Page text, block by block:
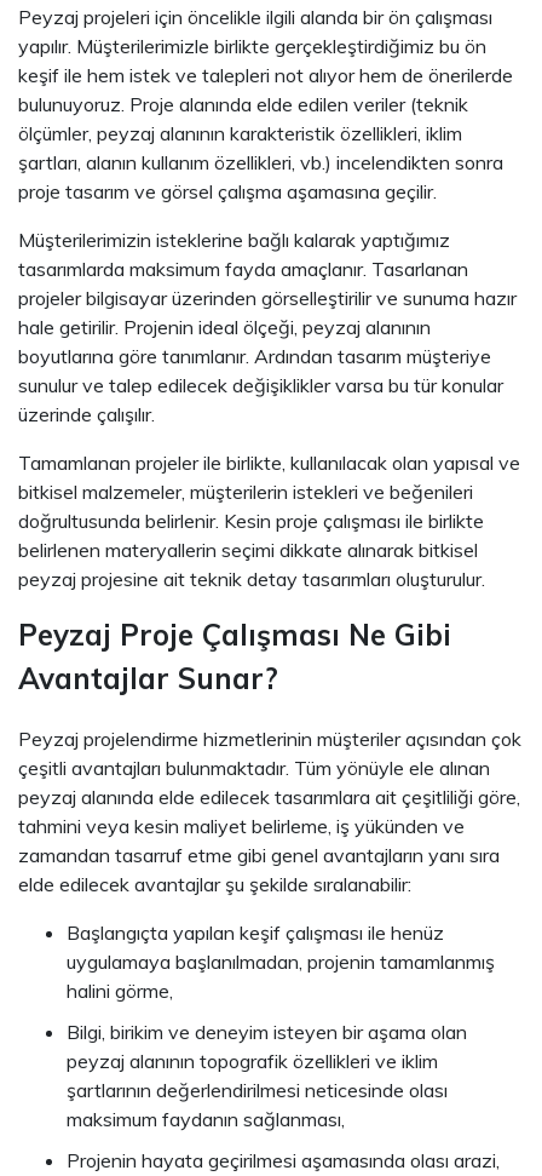
Peyzaj projeleri için öncelikle ilgili alanda bir ön çalışması
yapılır. Müşterilerimizle birlikte gerçekleştirdiğimiz bu ön
keşif ile hem istek ve talepleri not alıyor hem de önerilerde
bulunuyoruz. Proje alanında elde edilen veriler (teknik
ölçümler, peyzaj alanının karakteristik özellikleri, iklim
şartları, alanın kullanım özellikleri, vb.) incelendikten sonra
proje tasarım ve görsel çalışma aşamasına geçilir.
Müşterilerimizin isteklerine bağlı kalarak yaptığımız
tasarımlarda maksimum fayda amaçlanır. Tasarlanan
projeler bilgisayar üzerinden görselleştirilir ve sunuma hazır
hale getirilir. Projenin ideal ölçeği, peyzaj alanının
boyutlarına göre tanımlanır. Ardından tasarım müşteriye
sunulur ve talep edilecek değişiklikler varsa bu tür konular
üzerinde çalışılır.
Tamamlanan projeler ile birlikte, kullanılacak olan yapısal ve
bitkisel malzemeler, müşterilerin istekleri ve beğenileri
doğrultusunda belirlenir. Kesin proje çalışması ile birlikte
belirlenen materyallerin seçimi dikkate alınarak bitkisel
peyzaj projesine ait teknik detay tasarımları oluşturulur.
Peyzaj Proje Çalışması Ne Gibi
Avantajlar Sunar?
Peyzaj projelendirme hizmetlerinin müşteriler açısından çok
çeşitli avantajları bulunmaktadır. Tüm yönüyle ele alınan
peyzaj alanında elde edilecek tasarımlara ait çeşitliliği göre,
tahmini veya kesin maliyet belirleme, iş yükünden ve
zamandan tasarruf etme gibi genel avantajların yanı sıra
elde edilecek avantajlar şu şekilde sıralanabilir:
Başlangıçta yapılan keşif çalışması ile henüz
uygulamaya başlanılmadan, projenin tamamlanmış
halini görme,
Bilgi, birikim ve deneyim isteyen bir aşama olan
peyzaj alanının topografik özellikleri ve iklim
şartlarının değerlendirilmesi neticesinde olası
maksimum faydanın sağlanması,
Projenin hayata geçirilmesi aşamasında olası arazi,